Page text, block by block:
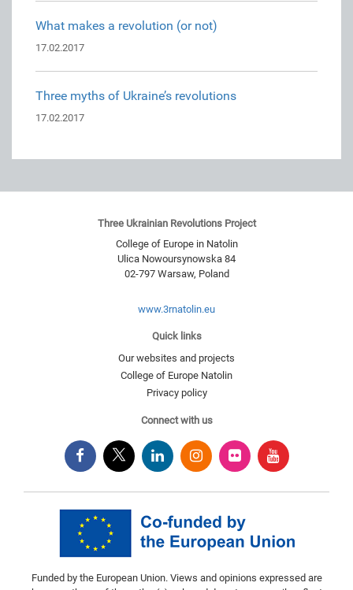
What makes a revolution (or not)
17.02.2017
Three myths of Ukraine’s revolutions
17.02.2017
Three Ukrainian Revolutions Project
College of Europe in Natolin
Ulica Nowoursynowska 84
02-797 Warsaw, Poland
www.3rnatolin.eu
Quick links
Our websites and projects
College of Europe Natolin
Privacy policy
Connect with us
Funded by the European Union. Views and opinions expressed are